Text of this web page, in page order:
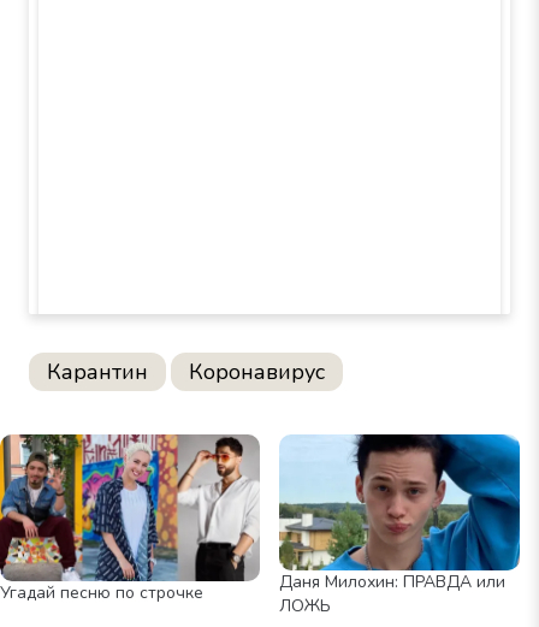
Карантин Коронавирус
Угадай песню по строчке
Даня Милохин: ПРАВДА или
ЛОЖЬ